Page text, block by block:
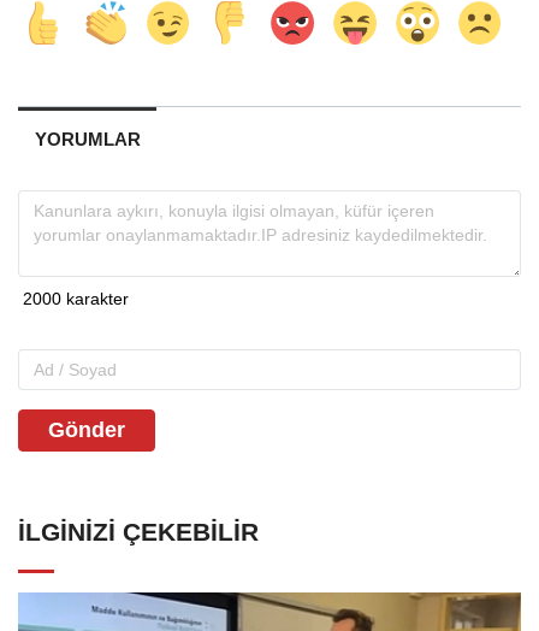
YORUMLAR
Gönder
İLGINIZI ÇEKEBILIR